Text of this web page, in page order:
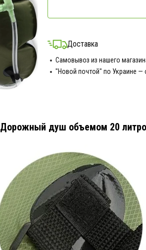
Доставка
Самовывоз из нашего
"Новой почтой" по Украине —
Дорожный душ объемом 20